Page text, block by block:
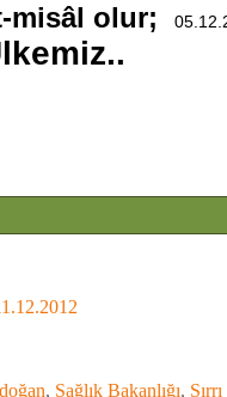
misâl olur;
, Sağlık Bakanlığı,